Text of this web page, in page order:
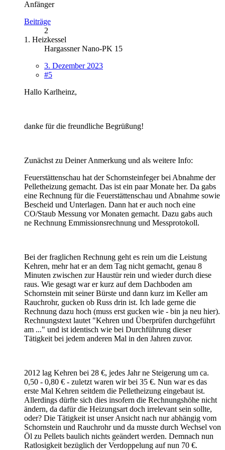
Anfänger
Beiträge
2
1. Heizkessel
Hargassner Nano-PK 15
3. Dezember 2023
#5
Hallo Karlheinz,
danke für die freundliche Begrüßung!
Zunächst zu Deiner Anmerkung und als weitere Info:
Feuerstättenschau hat der Schornsteinfeger bei Abnahme der
Pelletheizung gemacht. Das ist ein paar Monate her. Da gabs
eine Rechnung für die Feuerstättenschau und Abnahme sowie
Bescheid und Unterlagen. Dann hat er auch noch eine
CO/Staub Messung vor Monaten gemacht. Dazu gabs auch
ne Rechnung Emmissionsrechnung und Messprotokoll.
Bei der fraglichen Rechnung geht es rein um die Leistung
Kehren, mehr hat er an dem Tag nicht gemacht, genau 8
Minuten zwischen zur Haustür rein und wieder durch diese
raus. Wie gesagt war er kurz auf dem Dachboden am
Schornstein mit seiner Bürste und dann kurz im Keller am
Rauchrohr, gucken ob Russ drin ist. Ich lade gerne die
Rechnung dazu hoch (muss erst gucken wie - bin ja neu hier).
Rechnungstext lautet "Kehren und Überprüfen durchgeführt
am ..." und ist identisch wie bei Durchführung dieser
Tätigkeit bei jedem anderen Mal in den Jahren zuvor.
2012 lag Kehren bei 28 €, jedes Jahr ne Steigerung um ca.
0,50 - 0,80 € - zuletzt waren wir bei 35 €. Nun war es das
erste Mal Kehren seitdem die Pelletheizung eingebaut ist.
Allerdings dürfte sich dies insofern die Rechnungshöhe nicht
ändern, da dafür die Heizungsart doch irrelevant sein sollte,
oder? Die Tätigkeit ist unser Ansicht nach nur abhängig vom
Schornstein und Rauchrohr und da musste durch Wechsel von
Öl zu Pellets baulich nichts geändert werden. Demnach nun
Ratlosigkeit bezüglich der Verdoppelung auf nun 70 €.